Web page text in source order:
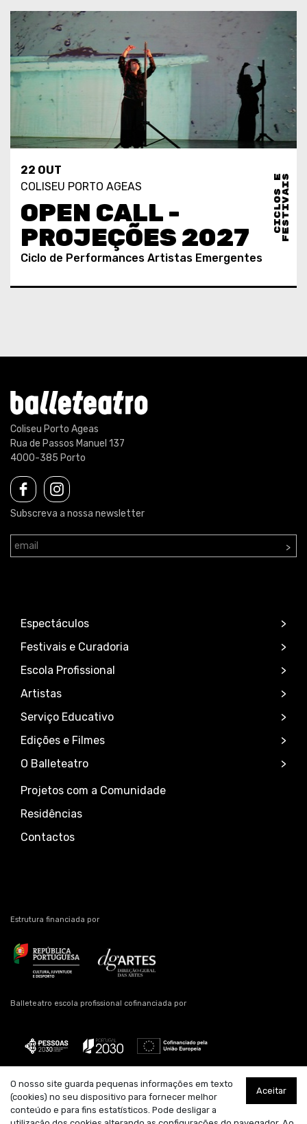
22 OUT
COLISEU PORTO AGEAS
OPEN CALL -
PROJEÇÕES 2027
Ciclo de Performances Artistas Emergentes
C
I
C
L
O
S
E
F
E
S
T
I
V
A
IS
Aceitar
O nosso site guarda pequenas informações em texto
(cookies) no seu dispositivo para fornecer melhor
conteúdo e para fins estatísticos. Pode desligar a
Coliseu Porto Ageas
Rua de Passos Manuel 137
4000-385 Porto
Subscreva a nossa newsletter
>
Espectáculos
Festivais e Curadoria
Escola Profissional
Artistas
Serviço Educativo
Edições e Filmes
O Balleteatro
Projetos com a Comunidade
Residências
Contactos
Estrutura financiada por
Balleteatro escola profissional cofinanciada por
Estrutura artística residente